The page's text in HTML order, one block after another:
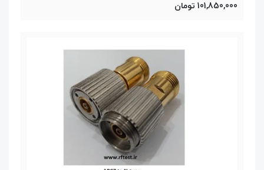
101,850,000 تومان